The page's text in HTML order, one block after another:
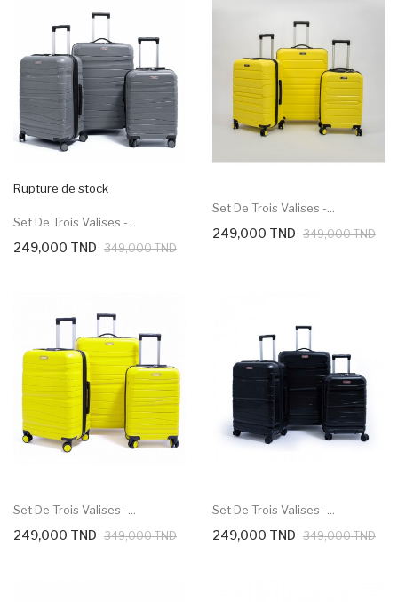
Rupture de stock
Set De Trois Valises -...
249,000 TND 349,000 TND
Set De Trois Valises -...
249,000 TND 349,000 TND
Set De Trois Valises -...
249,000 TND 349,000 TND
Set De Trois Valises -...
249,000 TND 349,000 TND